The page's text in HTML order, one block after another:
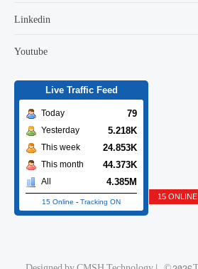
Linkedin
Youtube
Live Traffic Feed
Today 79
Yesterday 5.218K
This week 24.853K
This month 44.373K
All 4.385M
15 Online - Tracking ON
15 ONLINE